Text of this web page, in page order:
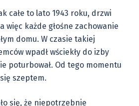
całe to lato 1943 roku, drzwi
więc każde głośne zachowanie
domu. W czasie takiej
wpadł wściekły do izby
poturbował. Od tego momentu
szeptem.
się, że niepotrzebnie